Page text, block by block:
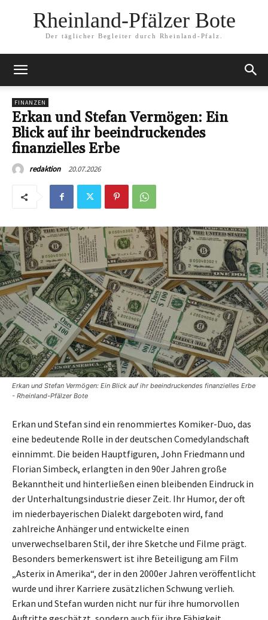
Rheinland-Pfälzer Bote
Der täglicher Begleiter durch Rheinland-Pfalz.
FINANZEN
Erkan und Stefan Vermögen: Ein
Blick auf ihr beeindruckendes
finanzielles Erbe
redaktion 20.07.2026
Erkan und Stefan Vermögen: Ein Blick auf ihr beeindruckendes finanzielles Erbe
- Rheinland-Pfälzer Bote
Erkan und Stefan sind ein renommiertes Komiker-Duo, das
eine bedeutende Rolle in der deutschen Comedylandschaft
einnimmt. Die beiden Hauptfiguren, John Friedmann und
Florian Simbeck, erlangten in den 90er Jahren große
Bekanntheit und hinterließen einen bleibenden Eindruck in
der Unterhaltungsindustrie dieser Zeit. Ihr Humor, der oft
im niederbayerischen Dialekt dargeboten wird, fand
zahlreiche Anhänger und entwickelte einen
unverwechselbaren Stil, der ihre Sketche und Filme prägt.
Besonders bemerkenswert ist ihre Beteiligung am Film
„Asterix in Amerika“, der in den 2000er Jahren veröffentlicht
wurde und ihrer Karriere zusätzlichen Schwung verlieh.
Erkan und Stefan wurden nicht nur für ihre humorvollen